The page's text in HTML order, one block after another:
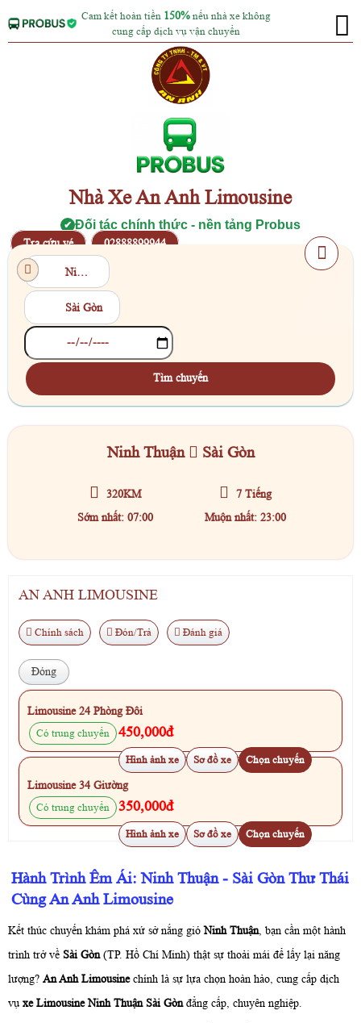
Cam kết hoàn tiền 150% nếu nhà xe không
cung cấp dịch vụ vận chuyển
Nhà Xe An Anh Limousine
✔ Đối tác chính thức - nền tảng Probus
Tra cứu vé 02888899944
Ninh Thuận
Sài Gòn
Tìm chuyến
Ninh Thuận Sài Gòn
320KM
7 Tiếng
Sớm nhất: 07:00
Muộn nhất: 23:00
AN ANH LIMOUSINE
Chính sách Đón/Trả Đánh giá
Đóng
Limousine 24 Phòng Đôi
Có trung chuyển
450,000đ
Hình ảnh xe Sơ đồ xe Chọn chuyến
Limousine 34 Giường
Có trung chuyển
350,000đ
Hình ảnh xe Sơ đồ xe Chọn chuyến
Hành Trình Êm Ái: Ninh Thuận - Sài Gòn Thư Thái
Cùng An Anh Limousine
Kết thúc chuyến khám phá xứ sở nắng gióNinh Thuận, bạn cần một hành
trình trở về Sài Gòn(TP. Hồ Chí Minh) thật sự thoải mái để lấy lại năng
lượng? An Anh Limousinechính là sự lựa chọn hoàn hảo, cung cấp dịch
vụ xe Limousine Ninh Thuận Sài Gònđẳng cấp, chuyên nghiệp.